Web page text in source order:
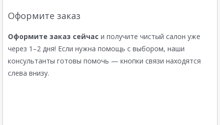
Оформите заказ
Оформите заказ сейчас и получите чистый салон уже
через 1–2 дня! Если нужна помощь с выбором, наши
консультанты готовы помочь — кнопки связи находятся
слева внизу.